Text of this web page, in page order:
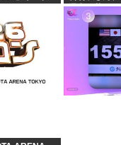
選考で落ちる